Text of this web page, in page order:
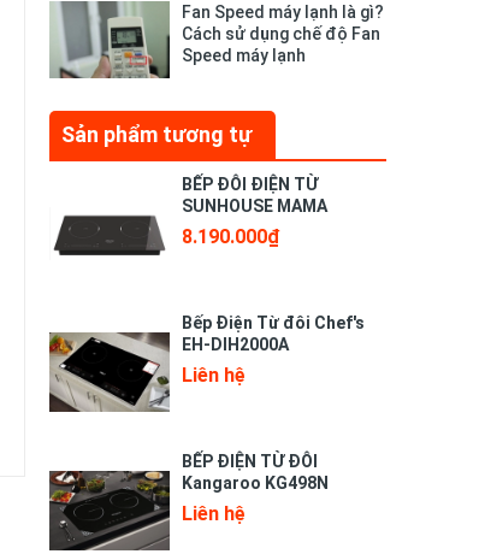
Fan Speed máy lạnh là gì?
Cách sử dụng chế độ Fan
Speed máy lạnh
Sản phẩm tương tự
BẾP ĐÔI ĐIỆN TỪ
SUNHOUSE MAMA
MMB9205
8.190.000₫
Bếp Điện Từ đôi Chef's
EH-DIH2000A
Liên hệ
BẾP ĐIỆN TỪ ĐÔI
Kangaroo KG498N
Liên hệ